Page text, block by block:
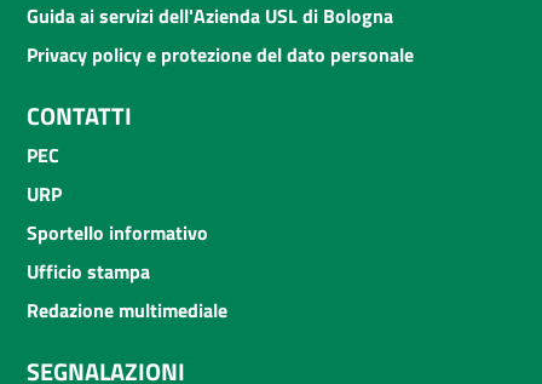
Guida ai servizi dell'Azienda USL di Bologna
Privacy policy e protezione del dato personale
CONTATTI
PEC
URP
Sportello informativo
Ufficio stampa
Redazione multimediale
SEGNALAZIONI